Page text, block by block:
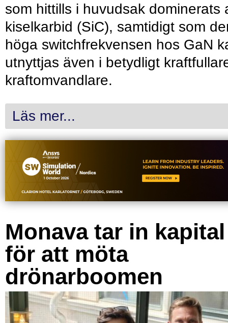
som hittills i huvudsak dominerats
kiselkarbid (SiC), samtidigt som
höga switchfrekvensen hos GaN
utnyttjas även i betydligt
kraftomvandlare.
Läs mer...
Monava tar in kapital
för att möta
drönarboomen